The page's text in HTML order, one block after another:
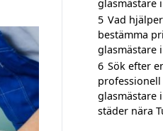
glasmästare
5 Vad
bestämma
glasmästare
6 Sök efter
glasmästare
städer nära